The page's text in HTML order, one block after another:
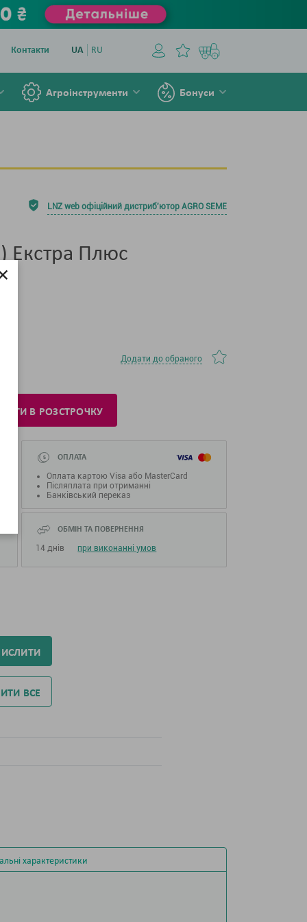
Контакти UA RU
Агроінструменти Бонуси
LNZ web офіційний дистриб'ютор AGRO SEME
Екстра Плюс
Додати до обраного
В РОЗСТРОЧКУ
ОПЛАТА
Оплата картою Visa або MasterCard
Післяплата при отриманні
Банківський переказ
ОБМІН ТА ПОВЕРНЕННЯ
14 днів при виконанні умов
ВСЕ
характеристики